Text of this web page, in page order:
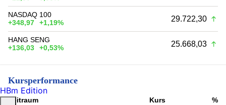
NASDAQ 100
+348,97
+1,19% 29.722,30
HANG SENG
+136,03
+0,53% 25.668,03
Kursperformance
Zeitraum Kurs
%
HBm Edition